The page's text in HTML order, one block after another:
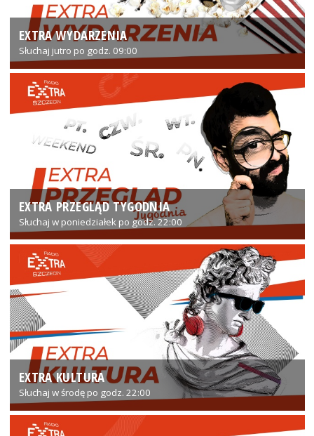
EXTRA WYDARZENIA
Słuchaj jutro po godz. 09:00
EXTRA PRZEGLĄD TYGODNIA
Słuchaj w poniedziałek po godz. 22:00
EXTRA KULTURA
Słuchaj w środę po godz. 22:00